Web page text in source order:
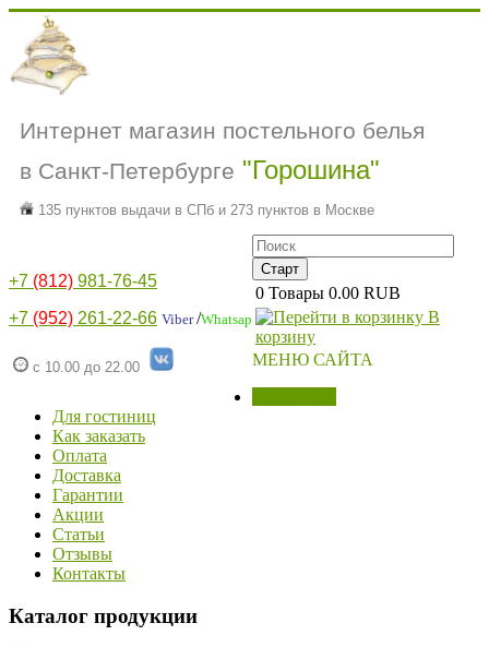
Интернет магазин постельного белья
в Санкт-Петербурге "Горошина"
135 пунктов выдачи в СПб и 273 пунктов в Москве
+7 (812) 981-76-45
+7 (952) 261-22-66 Viber/Whatsap
с 10.00 до 22.00
0 Товары 0.00 RUB
В
корзину
МЕНЮ САЙТА
Для гостиниц
Как заказать
Оплата
Доставка
Гарантии
Акции
Статьи
Отзывы
Контакты
Каталог продукции